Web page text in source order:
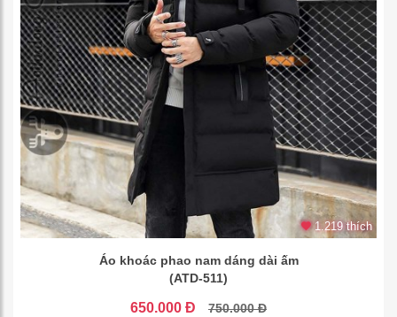
1.219 thích
Áo khoác phao nam dáng dài ấm
(ATD-511)
650.000 Đ 750.000 Đ